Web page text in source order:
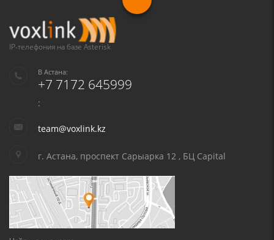
IP-телефония на базе Asterisk
В Астана:
+7 7172 645999
:
team@voxlink.kz
г. Астана, проспект Сарыарка 12 , БЦ Capital